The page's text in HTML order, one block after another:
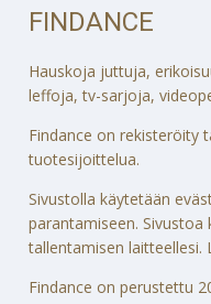
FINDANCE
Hauskoja juttuja,
leffoja, tv-sarjoja,
Findance on rekisteröity
tuotesijoittelua.
Sivustolla käytetään
parantamiseen.
tallentamisen
Findance on perustettu